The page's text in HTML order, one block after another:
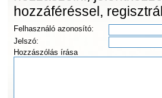
hozzáféréssel,
Felhasználó azonosító:
Jelszó:
Hozzászólás írása